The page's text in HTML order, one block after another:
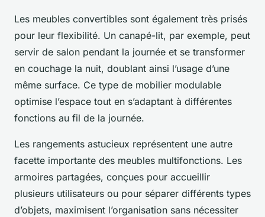
Les meubles convertibles sont également très prisés
pour leur flexibilité. Un canapé-lit, par exemple, peut
servir de salon pendant la journée et se transformer
en couchage la nuit, doublant ainsi l’usage d’une
même surface. Ce type de mobilier modulable
optimise l’espace tout en s’adaptant à différentes
fonctions au fil de la journée.
Les rangements astucieux représentent une autre
facette importante des meubles multifonctions. Les
armoires partagées, conçues pour accueillir
plusieurs utilisateurs ou pour séparer différents types
d’objets, maximisent l’organisation sans nécessiter